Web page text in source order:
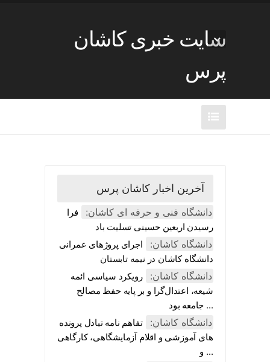
سایت خبری کاشان
پرس
آخرین اخبار کاشان پرس
دانشگاه فنی و حرفه ای کاشان:
فرا
رسیدن اربعین حسینی تسلیت باد
دانشگاه کاشان:
اجرای پروژهای عمرانی
دانشگاه کاشان در نیمه تابستان
دانشگاه کاشان:
رویکرد سیاسی ائمه
شیعه، اعتدال‌گرا و بر پایه حفظ مصالح
جامعه بود ...
دانشگاه کاشان:
تفاهم نامه تبادل پرونده‌
های آموزشی و اقلام آزمایشگاهی، کارگاهی
و ...